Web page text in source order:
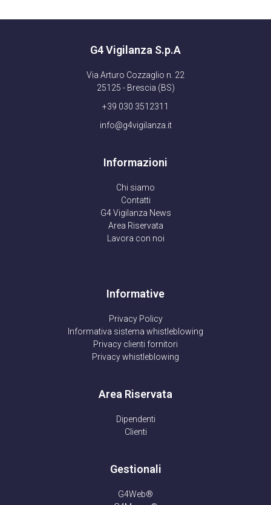
G4 Vigilanza S.p.A
Via Arturo Cozzaglio n. 22
25125 - Brescia (BS)
+39 030 3512311
info@g4vigilanza.it
Informazioni
Chi siamo
Contatti
G4 Vigilanza News
Area Riservata
Lavora con noi
Informative
Privacy Policy
Informativa sistema whistleblowing
Privacy clienti fornitori
Privacy whistleblowing
Area Riservata
Dipendenti
Clienti
Gestionali
G4Web®